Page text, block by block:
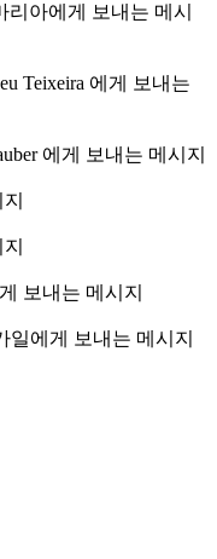
아에게 보내는 메시
Teixeira 에게 보내는
에게 보내는 메시지
보내는 메시지
에게 보내는 메시지